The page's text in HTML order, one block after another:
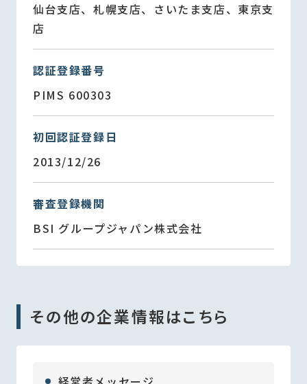
仙台支店、札幌支店、さいたま支店、東京支
店
認証登録番号
PIMS 600303
初回認証登録日
2013/12/26
審査登録機関
BSI グループジャパン株式会社
その他の企業情報はこちら